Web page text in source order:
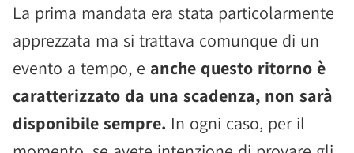
La prima mandata era stata particolarmente
apprezzata ma si trattava comunque di un
evento a tempo, e anche questo ritorno è
caratterizzato da una scadenza, non sarà
disponibile sempre. In ogni caso, per il